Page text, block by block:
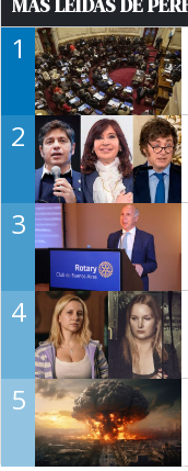
MÁS LEÍDAS DE
1
2
3
4
5